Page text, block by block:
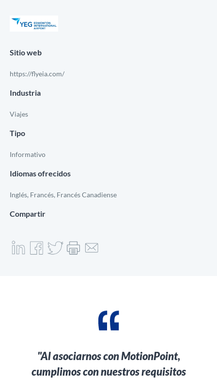
Sitio web
https://flyeia.com/
Industria
Viajes
Tipo
Informativo
Idiomas ofrecidos
Inglés, Francés, Francés Canadiense
Compartir
"Al asociarnos con MotionPoint,
cumplimos con nuestros requisitos